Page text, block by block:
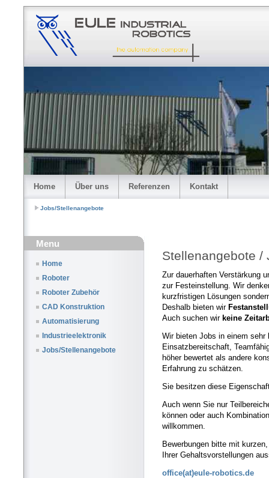
Home Über uns Referenzen Kontakt
Jobs/Stellenangebote
Menu
Home
Roboter
Roboter Zubehör
CAD Konstruktion
Automatisierung
Industrieelektronik
Jobs/Stellenangebote
Stellenangebote /
Zur dauerhaften Verstärkung
zur Festeinstellung. Wir
kurzfristigen Lösungen
Deshalb bieten wir
Auch suchen wir keine
Wir bieten Jobs in einem sehr
Einsatzbereitschaft,
höher bewertet als andere
Erfahrung zu schätzen.
Sie besitzen diese
Auch wenn Sie nur
können oder auch
willkommen.
Bewerbungen bitte mit
Ihrer Gehaltsvorstellungen
office(at)eule-robotics.de